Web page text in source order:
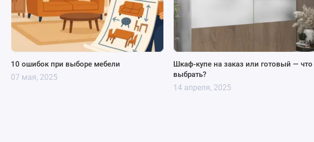
10 ошибок при выборе мебели
07 мая, 2025
Шкаф-купе на заказ или готовый — что
выбрать?
14 апреля, 2025